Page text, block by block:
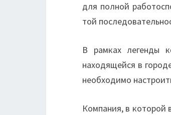
для полной
той
В рамках легенды
находящейся в
необходимо
Компания, в которой